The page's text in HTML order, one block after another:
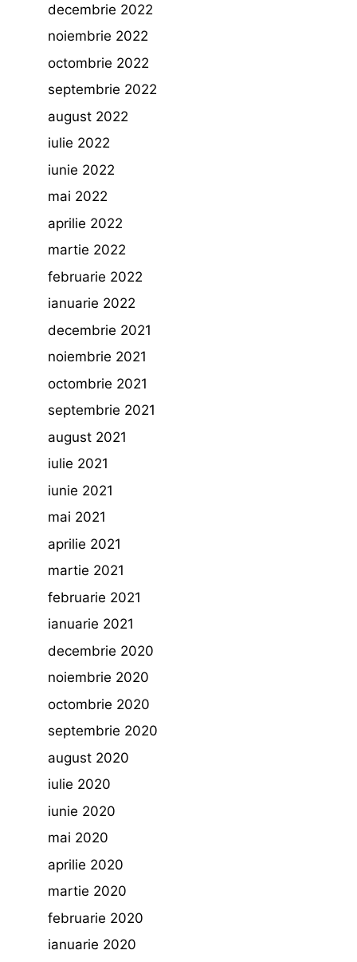
decembrie 2022
noiembrie 2022
octombrie 2022
septembrie 2022
august 2022
iulie 2022
iunie 2022
mai 2022
aprilie 2022
martie 2022
februarie 2022
ianuarie 2022
decembrie 2021
noiembrie 2021
octombrie 2021
septembrie 2021
august 2021
iulie 2021
iunie 2021
mai 2021
aprilie 2021
martie 2021
februarie 2021
ianuarie 2021
decembrie 2020
noiembrie 2020
octombrie 2020
septembrie 2020
august 2020
iulie 2020
iunie 2020
mai 2020
aprilie 2020
martie 2020
februarie 2020
ianuarie 2020